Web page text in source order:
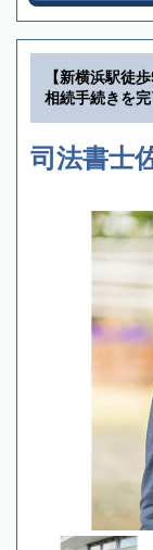
【新横浜駅徒
相続手続きを
司法書士